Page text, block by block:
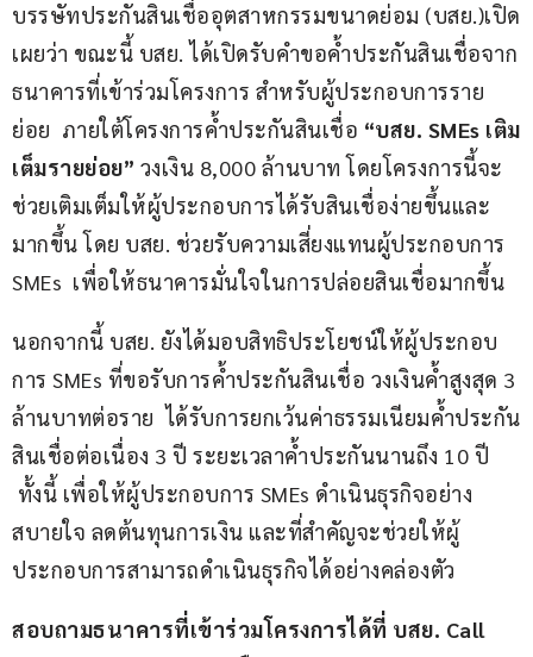
บรรษัทประกันสินเชื่ออุตสาหกรรมขนาดย่อม (บสย.)เปิด
เผยว่า ขณะนี้ บสย. ได้เปิดรับคำขอค้ำประกันสินเชื่อจาก
ธนาคารที่เข้าร่วมโครงการ สำหรับผู้ประกอบการราย
ย่อย  ภายใต้โครงการค้ำประกันสินเชื่อ “บสย. SMEs เติม
เต็มรายย่อย” วงเงิน 8,000 ล้านบาท โดยโครงการนี้จะ
ช่วยเติมเต็มให้ผู้ประกอบการได้รับสินเชื่อง่ายขึ้นและ
มากขึ้น โดย บสย. ช่วยรับความเสี่ยงแทนผู้ประกอบการ
SMEs  เพื่อให้ธนาคารมั่นใจในการปล่อยสินเชื่อมากขึ้น
นอกจากนี้ บสย. ยังได้มอบสิทธิประโยชน์ให้ผู้ประกอบ
การ SMEs ที่ขอรับการค้ำประกันสินเชื่อ วงเงินค้ำสูงสุด 3
ล้านบาทต่อราย  ได้รับการยกเว้นค่าธรรมเนียมค้ำประกัน
สินเชื่อต่อเนื่อง 3 ปี ระยะเวลาค้ำประกันนานถึง 10 ปี
ทั้งนี้ เพื่อให้ผู้ประกอบการ SMEs ดำเนินธุรกิจอย่าง
สบายใจ ลดต้นทุนการเงิน และที่สำคัญจะช่วยให้ผู้
ประกอบการสามารถดำเนินธุรกิจได้อย่างคล่องตัว
สอบถามธนาคารที่เข้าร่วมโครงการได้ที่ บสย. Call